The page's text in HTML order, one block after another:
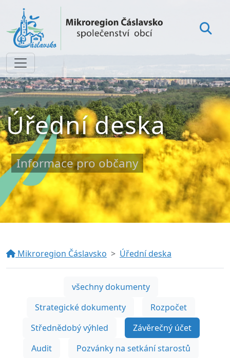
Úřední deska
Informace pro občany
Mikroregion Čáslavsko Úřední deska
všechny dokumenty
Strategické dokumenty
Rozpočet
Střednědobý výhled
Závěrečný účet
Audit
Pozvánky na setkání starostů